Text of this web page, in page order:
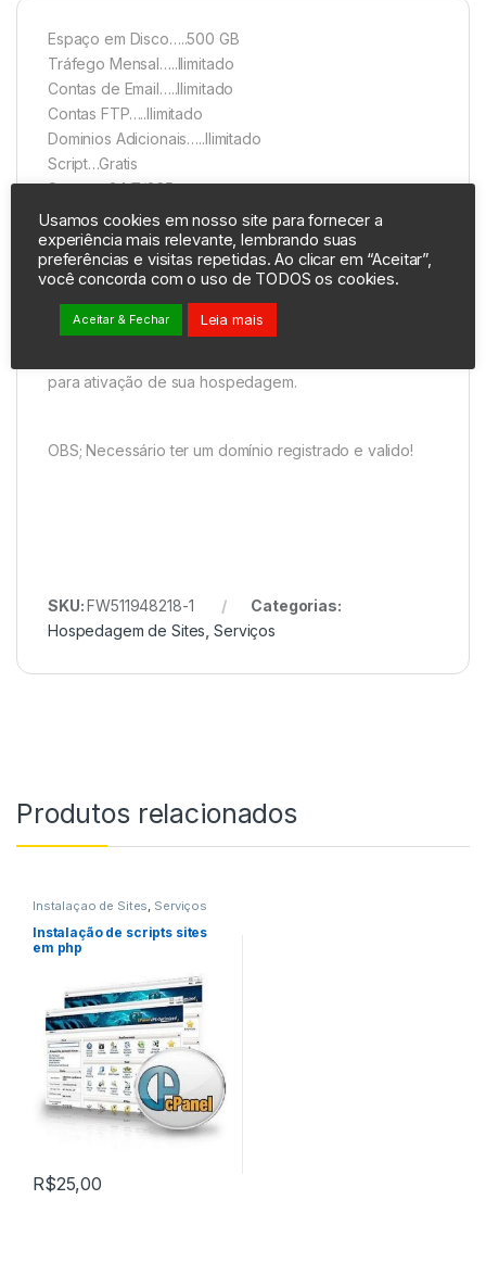
Espaço em Disco…..500 GB
Tráfego Mensal…..Ilimitado
Contas de Email…..Ilimitado
Contas FTP…..Ilimitado
Dominios Adicionais…..Ilimitado
Script…Gratis
Suporte 24/7/365
Instalador web sites
Instalação instantânea
99.9% uptime
Pós confirmação de compra, receberá uma mensagem
para ativação de sua hospedagem.
OBS; Necessário ter um domínio registrado e valido!
SKU:FW511948218-1
Categorias:
Hospedagem de Sites ,Serviços
Produtos relacionados
Instalaçao de Sites, Serviços
Instalação de scripts sites
em php
R$25,00
Usamos cookies em nosso site para fornecer a
experiência mais relevante, lembrando suas
preferências e visitas repetidas. Ao clicar em “Aceitar”,
você concorda com o uso de TODOS os cookies.
Aceitar & Fechar Leia mais